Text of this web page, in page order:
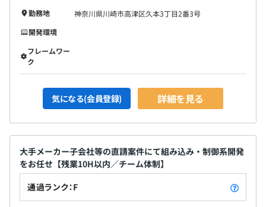
勤務地
神奈川県川崎市高津区久本3丁目2番3号
開発環境
フレームワー
ク
気になる(会員登録) 詳細を見る
大手メーカー子会社等の直請案件にて組み込み・制御系開発
をお任せ【残業10H以内／チーム体制】
通過ランク：F